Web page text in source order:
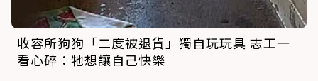
收容所狗狗「二度被退貨」獨自玩玩具 志工一
看心碎：牠想讓自己快樂